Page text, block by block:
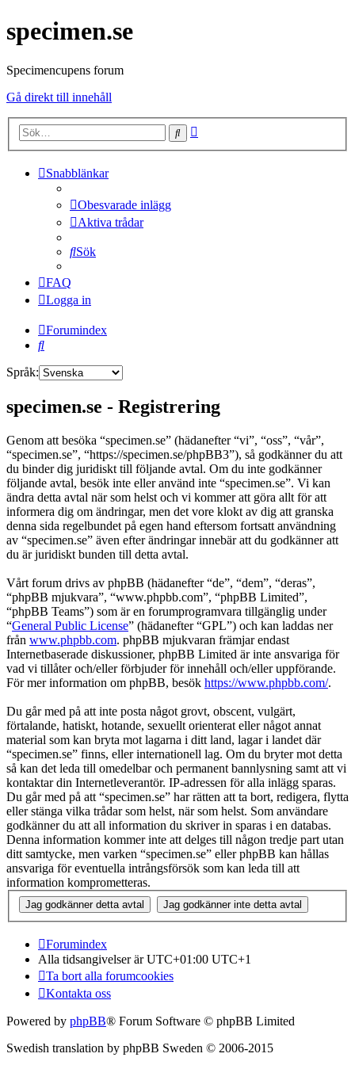
specimen.se
Specimencupens forum
Gå direkt till innehåll
Sök
Snabblänkar
Obesvarade inlägg
Aktiva trådar
Sök
FAQ
Logga in
Forumindex
Sök
Språk:
specimen.se - Registrering
Genom att besöka “specimen.se” (hädanefter “vi”, “oss”, “vår”,
“specimen.se”, “https://specimen.se/phpBB3”), så godkänner du att
du binder dig juridiskt till följande avtal. Om du inte godkänner
följande avtal, besök inte eller använd inte “specimen.se”. Vi kan
ändra detta avtal när som helst och vi kommer att göra allt för att
informera dig om ändringar, men det vore klokt av dig att granska
denna sida regelbundet på egen hand eftersom fortsatt användning
av “specimen.se” även efter ändringar innebär att du godkänner att
du är juridiskt bunden till detta avtal.
Vårt forum drivs av phpBB (hädanefter “de”, “dem”, “deras”,
“phpBB mjukvara”, “www.phpbb.com”, “phpBB Limited”,
“phpBB Teams”) som är en forumprogramvara tillgänglig under
“General Public License” (hädanefter “GPL”) och kan laddas ner
från www.phpbb.com. phpBB mjukvaran främjar endast
Internetbaserade diskussioner, phpBB Limited är inte ansvariga för
vad vi tillåter och/eller förbjuder för innehåll och/eller uppförande.
För mer information om phpBB, besök https://www.phpbb.com/.
Du går med på att inte posta något grovt, obscent, vulgärt,
förtalande, hatiskt, hotande, sexuellt orienterat eller något annat
material som kan bryta mot lagarna i ditt land, lagar i landet där
“specimen.se” finns, eller internationell lag. Om du bryter mot detta
så kan det leda till omedelbar och permanent bannlysning samt att vi
kontaktar din Internetleverantör. IP-adressen för alla inlägg sparas.
Du går med på att “specimen.se” har rätten att ta bort, redigera, flytta
eller stänga vilka trådar som helst, när som helst. Som användare
godkänner du att all information du skriver in sparas i en databas.
Denna information kommer inte att delges till någon tredje part utan
ditt samtycke, men varken “specimen.se” eller phpBB kan hållas
ansvariga för eventuella intrångsförsök som kan leda till att
information komprometteras.
Forumindex
Alla tidsangivelser är UTC+01:00 UTC+1
Ta bort alla forumcookies
Kontakta oss
Powered by phpBB® Forum Software © phpBB Limited
Swedish translation by phpBB Sweden © 2006-2015